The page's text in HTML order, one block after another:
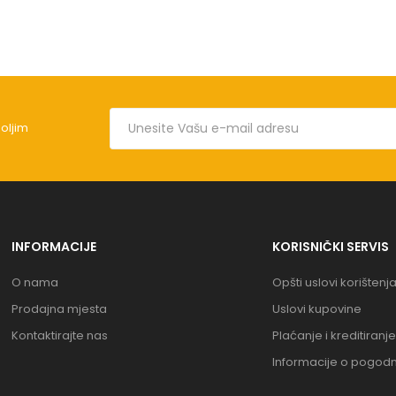
INFORMACIJE
O nama
Prodajna mjesta
Kontaktirajte nas
KORISNIČKI SERVIS
Opšti uslovi korištenja
Uslovi kupovine
Plaćanje i kreditiranje
Informacije o